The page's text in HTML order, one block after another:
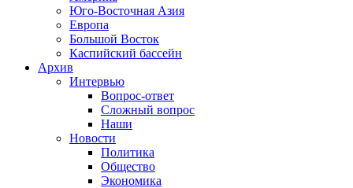
Юго-Восточная Азия
Европа
Большой Восток
Каспийский бассейн
Архив
Интервью
Вопрос-ответ
Сложный вопрос
Наши
Новости
Политика
Общество
Экономика